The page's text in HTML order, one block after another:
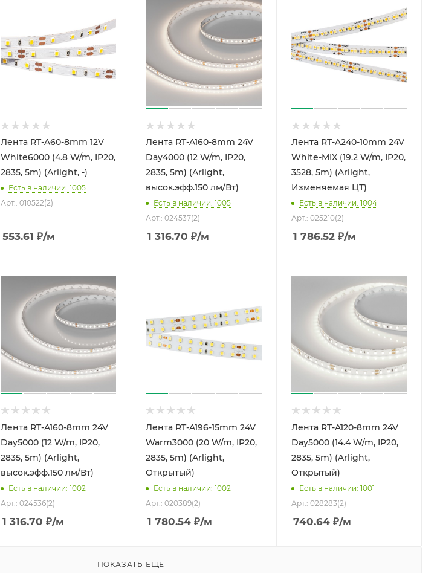
Лента RT-A60-8mm 12V
White6000 (4.8 W/m, IP20,
2835, 5m) (Arlight, -)
Есть в наличии: 1005
Арт.: 010522(2)
553.61 ₽/м
Лента RT-A160-8mm 24V
Day4000 (12 W/m, IP20,
2835, 5m) (Arlight,
высок.эфф.150 лм/Вт)
Есть в наличии: 1005
Арт.: 024537(2)
1 316.70 ₽/м
Лента RT-A240-10mm 24V
White-MIX (19.2 W/m, IP20,
3528, 5m) (Arlight,
Изменяемая ЦТ)
Есть в наличии: 1004
Арт.: 025210(2)
1 786.52₽/м
Лента RT-A160-8mm 24V
Day5000 (12 W/m, IP20,
2835, 5m) (Arlight,
высок.эфф.150 лм/Вт)
Есть в наличии: 1002
Арт.: 024536(2)
1 316.70 ₽/м
Лента RT-A196-15mm 24V
Warm3000 (20 W/m, IP20,
2835, 5m) (Arlight,
Открытый)
Есть в наличии: 1002
Арт.: 020389(2)
1 780.54 ₽/м
Лента RT-A120-8mm 24V
Day5000 (14.4 W/m, IP20,
2835, 5m) (Arlight,
Открытый)
Есть в наличии: 1001
Арт.: 028283(2)
740.64₽/м
ПОКАЗАТЬ ЕЩЕ